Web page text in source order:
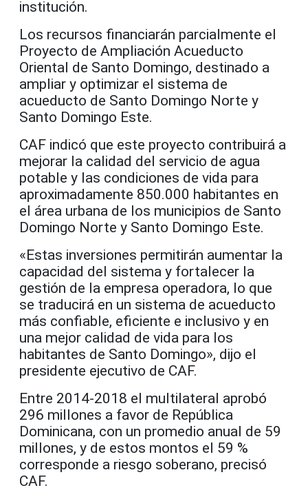
institución.
Los recursos financiarán parcialmente el
Proyecto de Ampliación Acueducto
Oriental de Santo Domingo, destinado a
ampliar y optimizar el sistema de
acueducto de Santo Domingo Norte y
Santo Domingo Este.
CAF indicó que este proyecto contribuirá a
mejorar la calidad del servicio de agua
potable y las condiciones de vida para
aproximadamente 850.000 habitantes en
el área urbana de los municipios de Santo
Domingo Norte y Santo Domingo Este.
«Estas inversiones permitirán aumentar la
capacidad del sistema y fortalecer la
gestión de la empresa operadora, lo que
se traducirá en un sistema de acueducto
más confiable, eficiente e inclusivo y en
una mejor calidad de vida para los
habitantes de Santo Domingo», dijo el
presidente ejecutivo de CAF.
Entre 2014-2018 el multilateral aprobó
296 millones a favor de República
Dominicana, con un promedio anual de 59
millones, y de estos montos el 59 %
corresponde a riesgo soberano, precisó
CAF.